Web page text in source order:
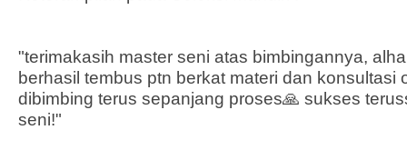
"terimakasih master seni atas bimbingannya,
berhasil tembus ptn berkat materi dan konsultasi
dibimbing terus sepanjang proses🙏 sukses
seni!"